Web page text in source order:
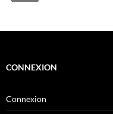
CONNEXION
Connexion